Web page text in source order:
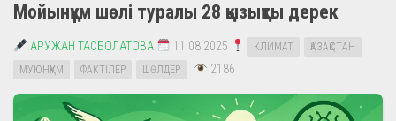
Мойынқұм шөлі туралы 28 қызықты дерек
АРУЖАН ТАСБОЛАТОВА 11.08.2025 КЛИМАТ
ҚАЗАҚСТАН
МУЮНҚҰМ
ФАКТІЛЕР ШӨЛДЕР 2186